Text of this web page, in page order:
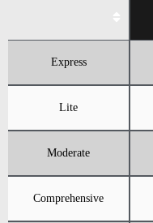
Express
Lite
Moderate
Comprehensive